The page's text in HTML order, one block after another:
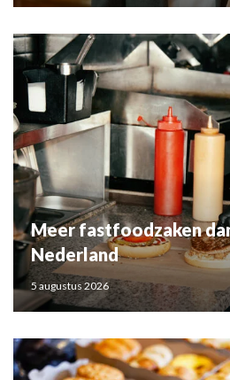
Meer fastfoodzaken
Nederland
5 augustus 2026